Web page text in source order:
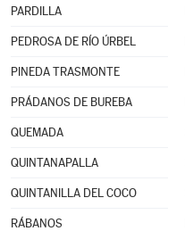
PARDILLA
PEDROSA DE RÍO ÚRBEL
PINEDA TRASMONTE
PRÁDANOS DE BUREBA
QUEMADA
QUINTANAPALLA
QUINTANILLA DEL COCO
RÁBANOS